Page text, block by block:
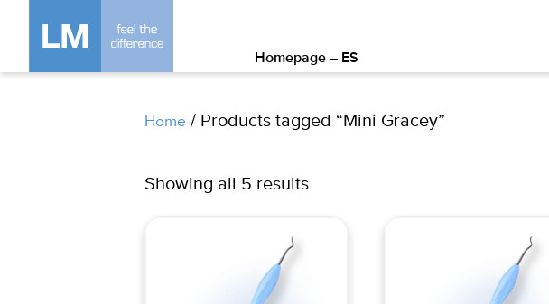
Homepage – ES
Home / Products tagged “Mini Gracey”
Showing all 5 results